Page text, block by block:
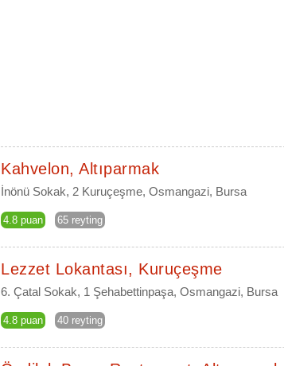
Kahvelon, Altıparmak
İnönü Sokak, 2 Kuruçeşme, Osmangazi, Bursa
4.8 puan 65 reyting
Lezzet Lokantası, Kuruçeşme
6. Çatal Sokak, 1 Şehabettinpaşa, Osmangazi, Bursa
4.8 puan 40 reyting